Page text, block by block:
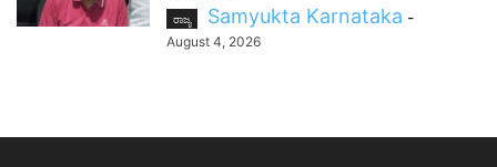
ರಾಜ್ಯ Samyukta Karnataka -
August 4, 2026